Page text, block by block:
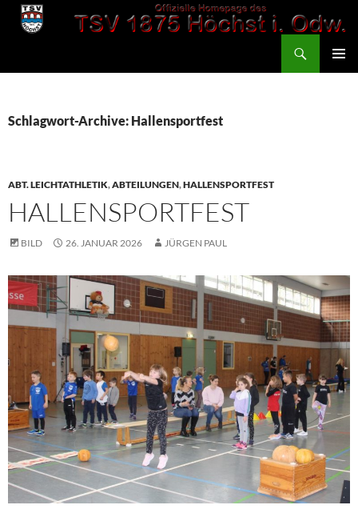
Zum
Inhalt
Schlagwort-Archive: Hallensportfest
ABT. LEICHTATHLETIK,ABTEILUNGEN,HALLENSPORTFEST
HALLENSPORTFEST
BILD 26. JANUAR 2026 JÜRGEN PAUL